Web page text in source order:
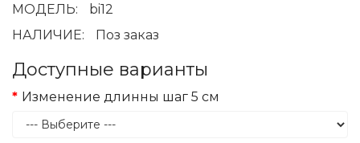
МОДЕЛЬ:
bi12
НАЛИЧИЕ:
Поз заказ
Доступные варианты
Изменение длинны шаг 5 см